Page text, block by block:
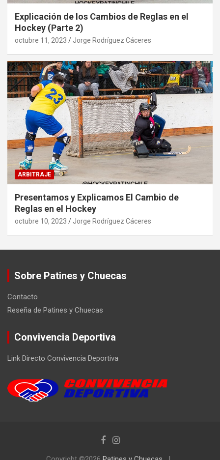
Explicación de los Cambios de Reglas en el
Hockey (Parte 2)
octubre 11, 2023 Jorge Rodríguez Cáceres
ARBITRAJE
Presentamos y Explicamos El Cambio de
Reglas en el Hockey
octubre 10, 2023 Jorge Rodríguez Cáceres
Sobre Patines y Chuecas
Contacto
Reseña de Patines y Chuecas
Convivencia Deportiva
Link Directo Convivencia Deportiva